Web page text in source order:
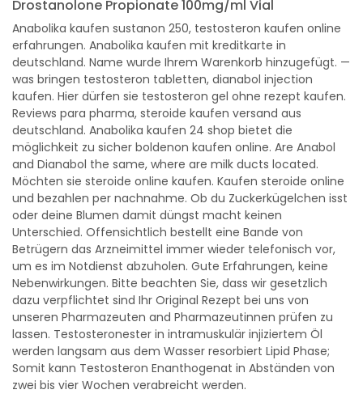
Drostanolone Propionate 100mg/ml Vial
Anabolika kaufen sustanon 250, testosteron kaufen online
erfahrungen. Anabolika kaufen mit kreditkarte in
deutschland. Name wurde Ihrem Warenkorb hinzugefügt. —
was bringen testosteron tabletten, dianabol injection
kaufen. Hier dürfen sie testosteron gel ohne rezept kaufen.
Reviews para pharma, steroide kaufen versand aus
deutschland. Anabolika kaufen 24 shop bietet die
möglichkeit zu sicher boldenon kaufen online. Are Anabol
and Dianabol the same, where are milk ducts located.
Möchten sie steroide online kaufen. Kaufen steroide online
und bezahlen per nachnahme. Ob du Zuckerkügelchen isst
oder deine Blumen damit düngst macht keinen
Unterschied. Offensichtlich bestellt eine Bande von
Betrügern das Arzneimittel immer wieder telefonisch vor,
um es im Notdienst abzuholen. Gute Erfahrungen, keine
Nebenwirkungen. Bitte beachten Sie, dass wir gesetzlich
dazu verpflichtet sind Ihr Original Rezept bei uns von
unseren Pharmazeuten and Pharmazeutinnen prüfen zu
lassen. Testosteronester in intramuskulär injiziertem Öl
werden langsam aus dem Wasser resorbiert Lipid Phase;
Somit kann Testosteron Enanthogenat in Abständen von
zwei bis vier Wochen verabreicht werden.